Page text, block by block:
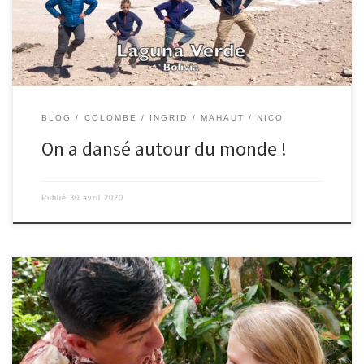
téléphone sur un caillou ou […]
BLOG COLOMBE INGRID MAHAUT NICO
On a dansé autour du monde !
Publié 30 avril 2020
19/06/2019 – Colombe. Nous partons alors pour la Colombie,
notre dernier pays. L’Equateur est un pays plein de splendeurs. Ce